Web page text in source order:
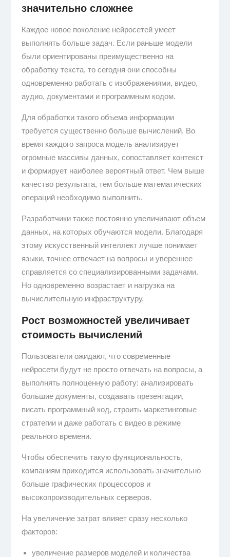
значительно сложнее
Каждое новое поколение нейросетей умеет
выполнять больше задач. Если раньше модели
были ориентированы преимущественно на
обработку текста, то сегодня они способны
одновременно работать с изображениями, видео,
аудио, документами и программным кодом.
Для обработки такого объема информации
требуется существенно больше вычислений. Во
время каждого запроса модель анализирует
огромные массивы данных, сопоставляет контекст
и формирует наиболее вероятный ответ. Чем выше
качество результата, тем больше математических
операций необходимо выполнить.
Разработчики также постоянно увеличивают объем
данных, на которых обучаются модели. Благодаря
этому искусственный интеллект лучше понимает
языки, точнее отвечает на вопросы и увереннее
справляется со специализированными задачами.
Но одновременно возрастает и нагрузка на
вычислительную инфраструктуру.
Рост возможностей увеличивает
стоимость вычислений
Пользователи ожидают, что современные
нейросети будут не просто отвечать на вопросы, а
выполнять полноценную работу: анализировать
большие документы, создавать презентации,
писать программный код, строить маркетинговые
стратегии и даже работать с видео в режиме
реального времени.
Чтобы обеспечить такую функциональность,
компаниям приходится использовать значительно
больше графических процессоров и
высокопроизводительных серверов.
На увеличение затрат влияет сразу несколько
факторов:
увеличение размеров моделей и количества